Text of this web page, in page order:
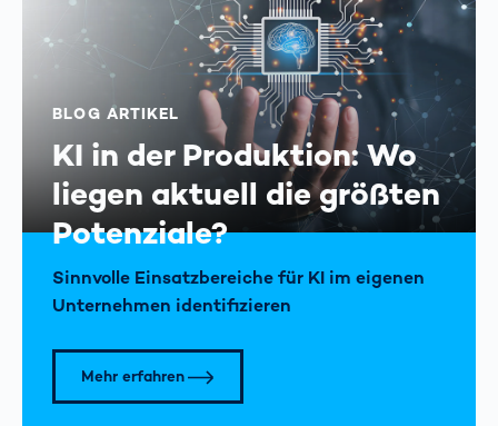
BLOG ARTIKEL
KI in der Produktion: Wo
liegen aktuell die größten
Potenziale?
Sinnvolle Einsatzbereiche für KI im eigenen
Unternehmen identifizieren
Mehr erfahren